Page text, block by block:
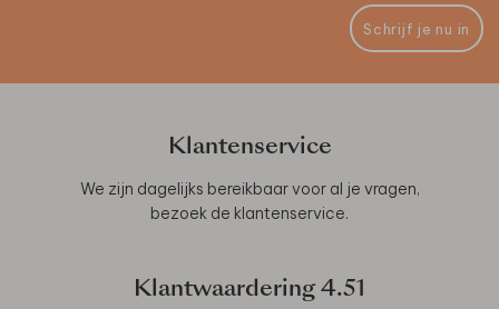
Schrijf je nu in
Klantenservice
We zijn dagelijks bereikbaar voor al je vragen,
bezoek de klantenservice.
Klantwaardering 4.51